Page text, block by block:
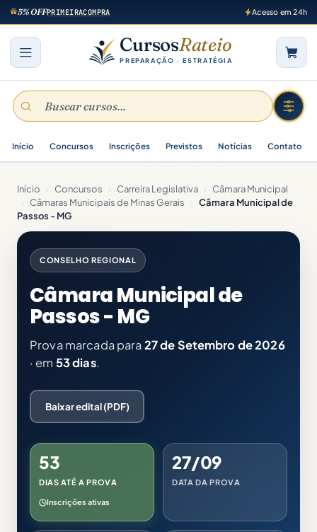
5% OFFPRIMEIRACOMPRA Acesso em 24h
CursosRateio
PREPARAÇÃO · ESTRATÉGIA
Início Concursos Inscrições Previstos Notícias Contato
Início › Concursos › Carreira Legislativa ›
Câmara Municipal
›
Câmaras Municipais de Minas Gerais › Câmara Municipal de
Passos - MG
CONSELHO REGIONAL
Câmara Municipal de
Passos - MG
Prova marcada para27 de Setembro de 2026
· em 53 dias.
Baixar edital (PDF)
53
DIAS ATÉ A PROVA
Inscrições ativas
27/09
DATA DA PROVA